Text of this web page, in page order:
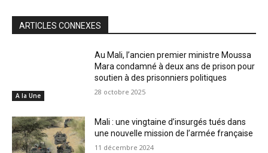
ARTICLES CONNEXES
A la Une
Au Mali, l’ancien premier ministre Moussa
Mara condamné à deux ans de prison pour
soutien à des prisonniers politiques
28 octobre 2025
Mali : une vingtaine d’insurgés tués dans
une nouvelle mission de l’armée française
11 décembre 2024